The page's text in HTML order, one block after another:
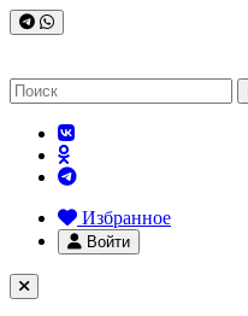
Избранное
Войти